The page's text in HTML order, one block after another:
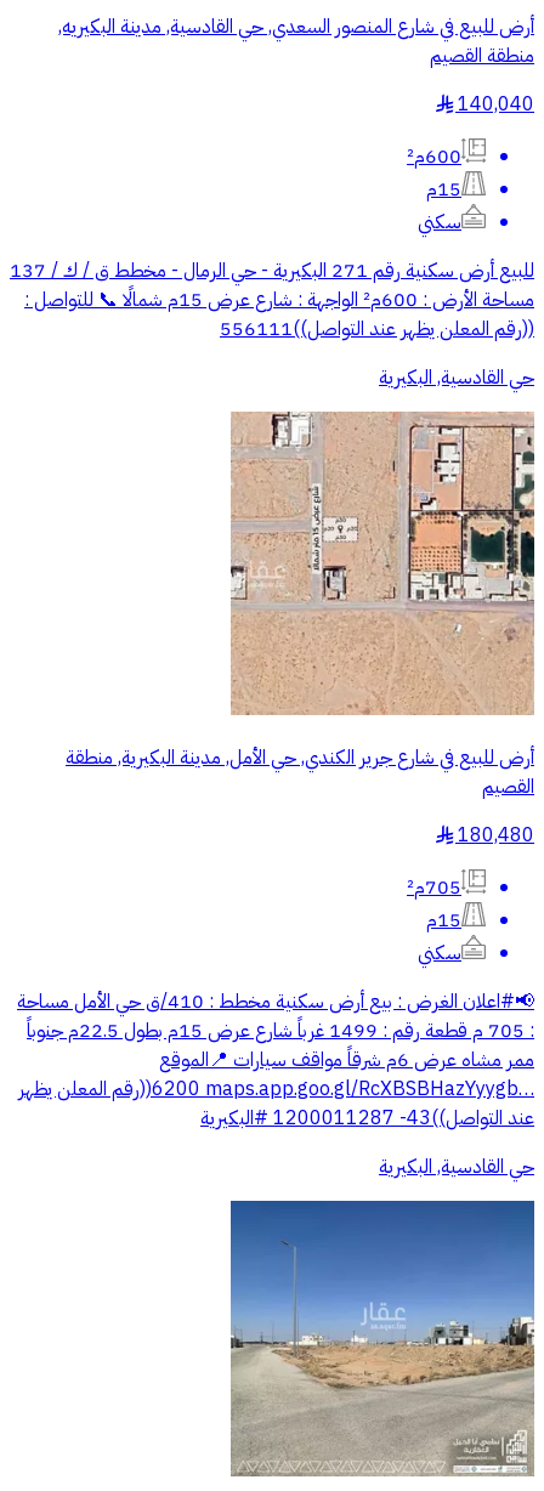
أرض للبيع في شارع المنصور السعدي, حي القادسية, مدينة البكيريه,
منطقة القصيم
140,040
§
600م²
15م
سكني
للبيع أرض سكنية رقم 271 البكيرية - حي الرمال - مخطط ق / ك / 137
مساحة الأرض : 600م² الواجهة : شارع عرض 15م شمالًا 📞 للتواصل :
((رقم المعلن يظهر عند التواصل))556111
حي القادسية, البكيرية
أرض للبيع في شارع جرير الكندي, حي الأمل, مدينة البكيرية, منطقة
القصيم
180,480
§
705م²
15م
سكني
📢⁧‫#اعلان‬⁩ ‏الغرض : بيع أرض سكنية ‏مخطط : 410/ق حي الأمل ‏مساحة
: 705 م ‏قطعة رقم : 1499 ‏غرباً شارع عرض 15م بطول 22.5م ‏جنوباً
ممر مشاه عرض 6م ‏شرقاً مواقف سيارات ‏📍الموقع
‏⁦‪maps.app.goo.gl/RcXBSBHazYyygb…‬⁩ ‏6200((رقم المعلن يظهر
عند التواصل))43- 1200011287 ‏⁧‫#البكيرية‬⁩
حي القادسية, البكيرية